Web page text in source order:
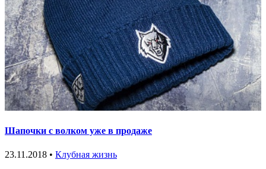
Шапочки с волком уже в продаже
23.11.2018 • Клубная жизнь